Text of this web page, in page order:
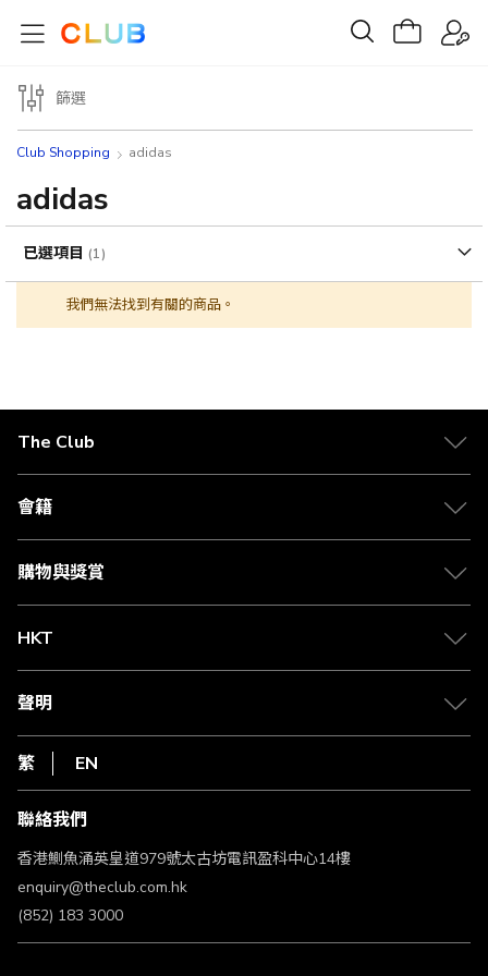
Club Shopping adidas
adidas
我們無法找到有關的商品。
篩選
已選項目
The Club
關於 The Club
合作夥伴
媒體中心
會籍
會籍及專屬禮遇
賺取積分
購物與獎賞
物流與配送
Club Shopping 商品領取站
常見問題
HKT
csl.
1010
HKT
聲明
私隱聲明
使用條款
條款及細則
不歧視及不騷擾聲明
認可牌照及通告
繁 EN
聯絡我們
香港鰂魚涌英皇道979號太古坊電訊盈科中心14樓
enquiry@theclub.com.hk
(852) 183 3000